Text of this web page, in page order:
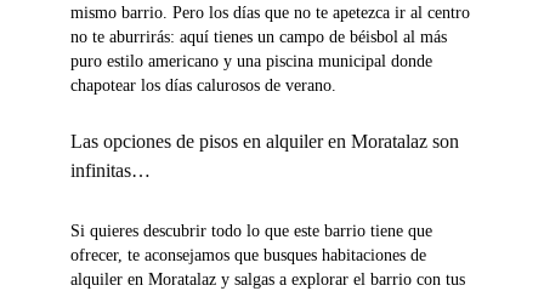
mismo barrio. Pero los días que no te apetezca ir al centro
no te aburrirás: aquí tienes un campo de béisbol al más
puro estilo americano y una piscina municipal donde
chapotear los días calurosos de verano.
Las opciones de pisos en alquiler en Moratalaz son
infinitas…
Si quieres descubrir todo lo que este barrio tiene que
ofrecer, te aconsejamos que busques habitaciones de
alquiler en Moratalaz y salgas a explorar el barrio con tus